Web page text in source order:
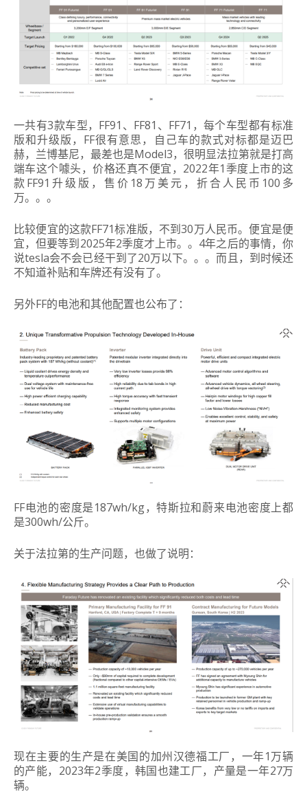
一共有3款车型，FF91、FF81、FF71，每个车型都有标准
版和升级版，FF很有意思，自己车的款式对标都是迈巴
赫，兰博基尼，最差也是Model3，很明显法拉第就是打高
端车这个噱头，价格还真不便宜，2022年1季度上市的这
款FF91升级版，售价18万美元，折合人民币100多
万。。。
比较便宜的这款FF71标准版，不到30万人民币。便宜是便
宜，但要等到2025年2季度才上市。。4年之后的事情，你
说tesla会不会已经干到了20万以下。。。而且，到时候还
不知道补贴和车牌还有没有了。
另外FF的电池和其他配置也公布了：
FF电池的密度是187wh/kg，特斯拉和蔚来电池密度上都
是300wh/公斤。
关于法拉第的生产问题，也做了说明：
现在主要的生产是在美国的加州汉德福工厂，一年1万辆
的产能，2023年2季度，韩国也建工厂，产量是一年27万
辆。